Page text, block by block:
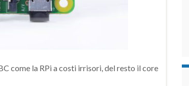
come la RPi a costi irrisori, del resto il core